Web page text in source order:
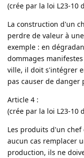
(crée par la loi L23-10
La construction d'un
perdre de valeur à
exemple : en
dommages
ville, il doit s'intégrer
pas causer de danger
Article 4 :
(crée par la loi L23-10
Les produits d'un
aucun cas remplacer
production, ils ne